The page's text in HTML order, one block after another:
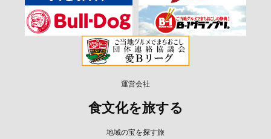
運営会社
食文化を旅する
地域の宝を探す旅